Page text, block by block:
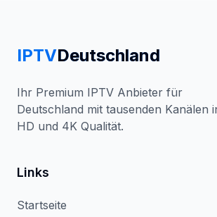
IPTVDeutschland
Ihr Premium IPTV Anbieter für
Deutschland mit tausenden Kanälen
HD und 4K Qualität.
Links
Startseite